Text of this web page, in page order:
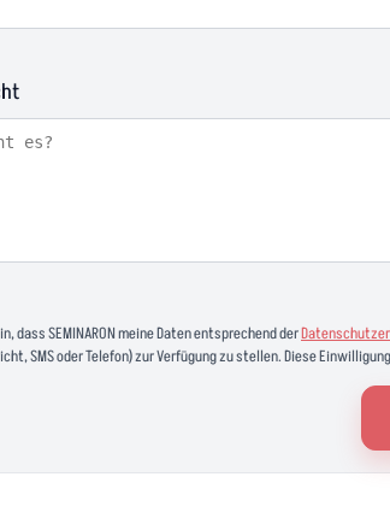
dass SEMINARON meine Daten entsprechend der
SMS oder Telefon) zur Verfügung zu stellen. Diese